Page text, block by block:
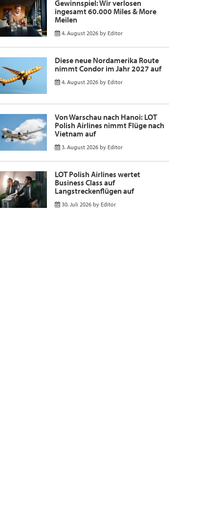
Gewinnspiel: Wir verlosen
ingesamt 60.000 Miles & More
Meilen
4. August 2026 by Editor
Diese neue Nordamerika Route
nimmt Condor im Jahr 2027 auf
4. August 2026 by Editor
Von Warschau nach Hanoi: LOT
Polish Airlines nimmt Flüge nach
Vietnam auf
3. August 2026 by Editor
LOT Polish Airlines wertet
Business Class auf
Langstreckenflügen auf
30. Juli 2026 by Editor